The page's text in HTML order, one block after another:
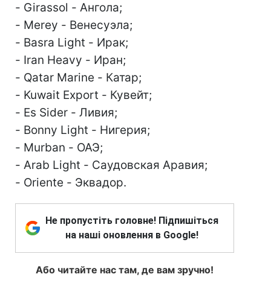
- Girassol - Ангола;
- Merey - Венесуэла;
- Basra Light - Ирак;
- Iran Heavy - Иран;
- Qatar Marine - Катар;
- Kuwait Export - Кувейт;
- Es Sider - Ливия;
- Bonny Light - Нигерия;
- Murban - ОАЭ;
- Arab Light - Саудовская Аравия;
- Oriente - Эквадор.
Не пропустіть головне! Підпишіться
на наші оновлення в Google!
Або читайте нас там, де вам зручно!